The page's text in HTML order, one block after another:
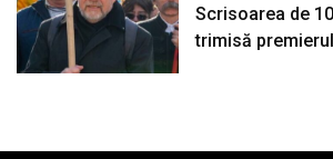
Scrisoarea de
trimisă